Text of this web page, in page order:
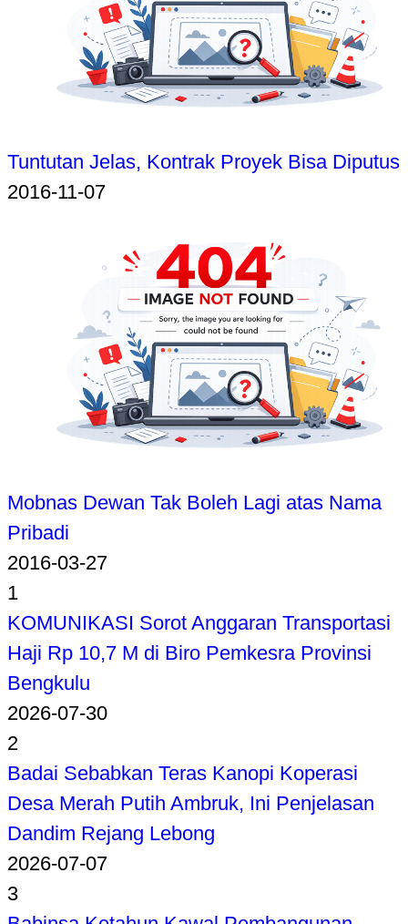
Tuntutan Jelas, Kontrak Proyek Bisa Diputus
2016-11-07
Mobnas Dewan Tak Boleh Lagi atas Nama
Pribadi
2016-03-27
1
KOMUNIKASI Sorot Anggaran Transportasi
Haji Rp 10,7 M di Biro Pemkesra Provinsi
Bengkulu
2026-07-30
2
Badai Sebabkan Teras Kanopi Koperasi
Desa Merah Putih Ambruk, Ini Penjelasan
Dandim Rejang Lebong
2026-07-07
3